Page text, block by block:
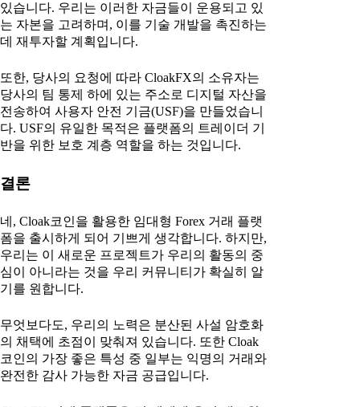
있습니다. 우리는 이러한 자금들이 운용되고 있
는 자본을 고려하며, 이를 기술 개발을 촉진하는
데 재투자할 계획입니다.
또한, 당사의 요청에 따라 CloakFX의 소유자는
당사의 팀 통제 하에 있는 주소로 디지털 자산을
전송하여 사용자 안전 기금(USF)을 만들었습니
다. USF의 유일한 목적은 플랫폼의 트레이더 기
반을 위한 보호 계층 역할을 하는 것입니다.
결론
네, Cloak코인을 활용한 임대형 Forex 거래 플랫
폼을 출시하게 되어 기쁘게 생각합니다. 하지만,
우리는 이 새로운 프로젝트가 우리의 활동의 중
심이 아니라는 것을 우리 커뮤니티가 확실히 알
기를 원합니다.
무엇보다도, 우리의 노력은 분산된 사설 암호화
의 채택에 초점이 맞춰져 있습니다. 또한 Cloak
코인의 가장 좋은 특성 중 일부는 익명의 거래와
완전한 감사 가능한 자금 공급입니다.